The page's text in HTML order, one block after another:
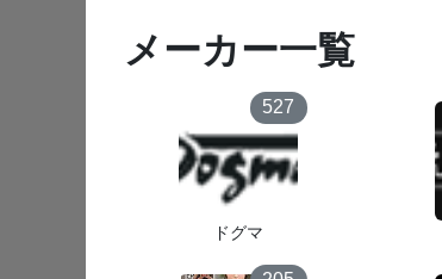
メーカー一覧
527
ドグマ